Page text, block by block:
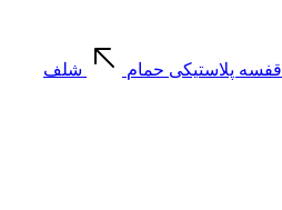
قفسه پلاستیکی حمام شلف